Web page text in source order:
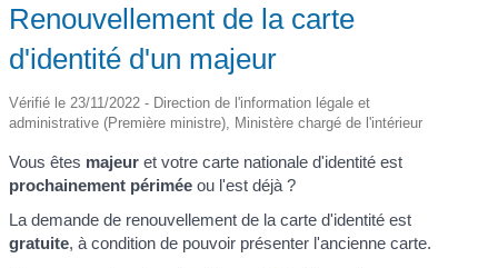
Renouvellement de la carte
d'identité d'un majeur
Vérifié le 23/11/2022 - Direction de l'information légale et
administrative (Première ministre), Ministère chargé de l'intérieur
Vous êtes majeur et votre carte nationale d'identité est
prochainement périmée ou l'est déjà ?
La demande de renouvellement de la carte d'identité est
gratuite, à condition de pouvoir présenter l'ancienne carte.